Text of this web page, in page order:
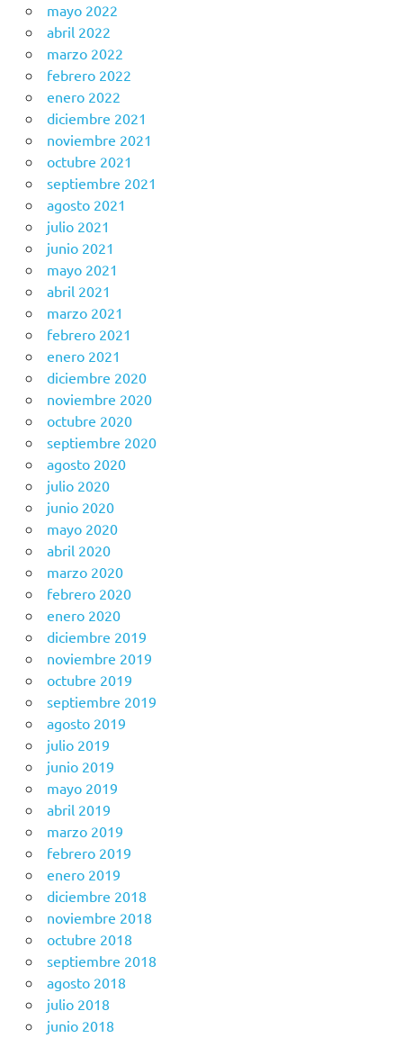
mayo 2022
abril 2022
marzo 2022
febrero 2022
enero 2022
diciembre 2021
noviembre 2021
octubre 2021
septiembre 2021
agosto 2021
julio 2021
junio 2021
mayo 2021
abril 2021
marzo 2021
febrero 2021
enero 2021
diciembre 2020
noviembre 2020
octubre 2020
septiembre 2020
agosto 2020
julio 2020
junio 2020
mayo 2020
abril 2020
marzo 2020
febrero 2020
enero 2020
diciembre 2019
noviembre 2019
octubre 2019
septiembre 2019
agosto 2019
julio 2019
junio 2019
mayo 2019
abril 2019
marzo 2019
febrero 2019
enero 2019
diciembre 2018
noviembre 2018
octubre 2018
septiembre 2018
agosto 2018
julio 2018
junio 2018